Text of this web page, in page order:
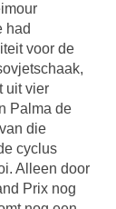
had
voor de
uit vier
Palma de
die
cyclus
Alleen door
Prix nog